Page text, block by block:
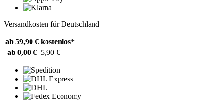
Versandkosten für Deutschland
ab 59,90 € kostenlos*
ab 0,00 € 5,90 €